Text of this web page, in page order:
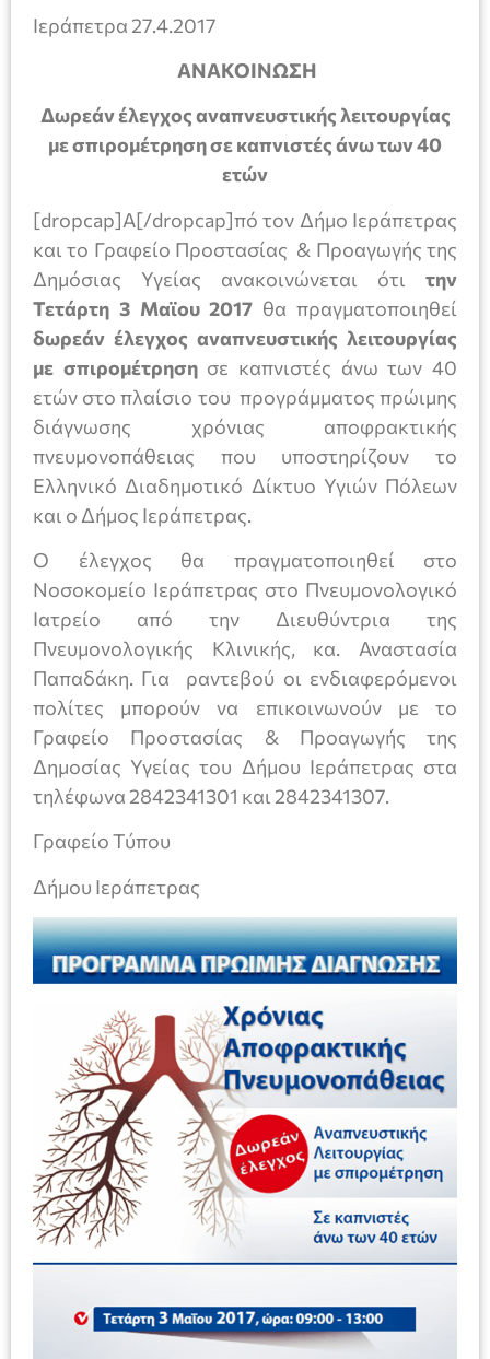
Ιεράπετρα 27.4.2017
ΑΝΑΚΟΙΝΩΣΗ
Δωρεάν έλεγχος αναπνευστικής λειτουργίας
με σπιρομέτρηση σε καπνιστές άνω των 40
ετών
[dropcap]Α[/dropcap]πό τον Δήμο Ιεράπετρας
και το Γραφείο Προστασίας & Προαγωγής της
Δημόσιας Υγείας ανακοινώνεται ότι την
Τετάρτη 3 Μαϊου 2017 θα πραγματοποιηθεί
δωρεάν έλεγχος αναπνευστικής λειτουργίας
με σπιρομέτρησησε καπνιστές άνω των 40
ετών στο πλαίσιο του προγράμματος πρώιμης
διάγνωσης χρόνιας αποφρακτικής
πνευμονοπάθειας που υποστηρίζουν το
Ελληνικό Διαδημοτικό Δίκτυο Υγιών Πόλεων
και ο Δήμος Ιεράπετρας.
Ο έλεγχος θα πραγματοποιηθεί στο
Νοσοκομείο Ιεράπετρας στο Πνευμονολογικό
Ιατρείο από την Διευθύντρια της
Πνευμονολογικής Κλινικής, κα. Αναστασία
Παπαδάκη. Για ραντεβού οι ενδιαφερόμενοι
πολίτες μπορούν να επικοινωνούν με το
Γραφείο Προστασίας & Προαγωγής της
Δημοσίας Υγείας του Δήμου Ιεράπετρας στα
τηλέφωνα 2842341301 και 2842341307.
Γραφείο Τύπου
Δήμου Ιεράπετρας